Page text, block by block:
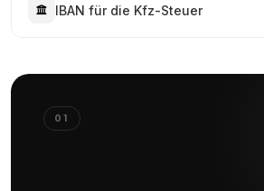
IBAN für die Kfz-Steuer
01